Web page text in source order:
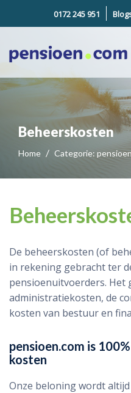
0172 245 951
Beheerskosten
Home Categorie:
De beheerskosten (of
in rekening gebracht ter
pensioenuitvoerders. Het
administratiekosten, de
kosten van bestuur en
pensioen.com is
kosten
Onze beloning wordt